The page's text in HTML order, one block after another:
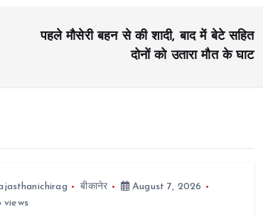
पहले मौसेरी बहन से की शादी, बाद में बेटे सहित
दोनों को उतारा मौत के घाट
बीकानेर
August 7, 2026
views